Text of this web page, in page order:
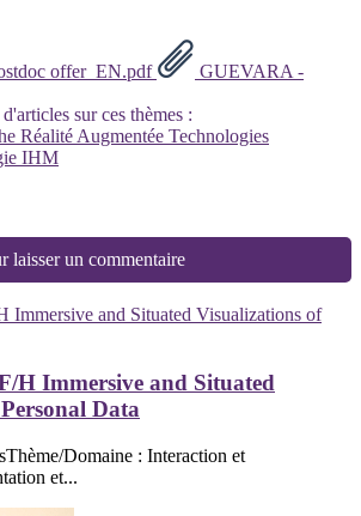
offer_EN.pdf
GUEVARA -
sur ces thèmes :
Réalité Augmentée Technologies
IHM
laisser un commentaire
H Immersive and Situated
Data
Domaine : Interaction et
et...